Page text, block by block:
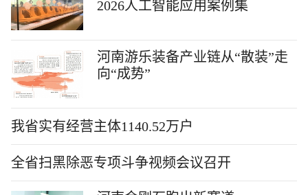
2026人工智能应用案例集
河南游乐装备产业链从“散装”走
向“成势”
我省实有经营主体1140.52万户
全省扫黑除恶专项斗争视频会议召开